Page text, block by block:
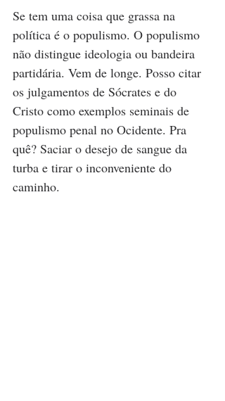
Se tem uma coisa que grassa na
política é o populismo. O populismo
não distingue ideologia ou bandeira
partidária. Vem de longe. Posso citar
os julgamentos de Sócrates e do
Cristo como exemplos seminais de
populismo penal no Ocidente. Pra
quê? Saciar o desejo de sangue da
turba e tirar o inconveniente do
caminho.